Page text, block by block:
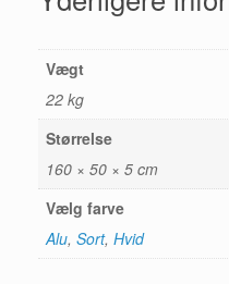
Vægt
22 kg
Størrelse
160 × 50 × 5 cm
Vælg farve
Alu, Sort, Hvid